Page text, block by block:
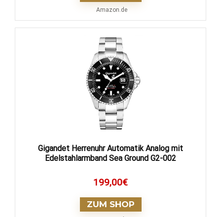
Amazon.de
Gigandet Herrenuhr Automatik Analog mit
Edelstahlarmband Sea Ground G2-002
199,00€
ZUM SHOP